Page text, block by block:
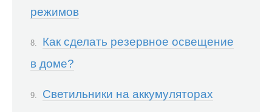
режимов
Как сделать резервное освещение
в доме?
Светильники на аккумуляторах